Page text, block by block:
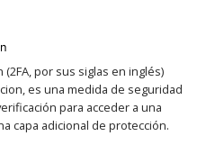
por sus siglas en inglés)
es una medida de seguridad
para acceder a una
capa adicional de protección.